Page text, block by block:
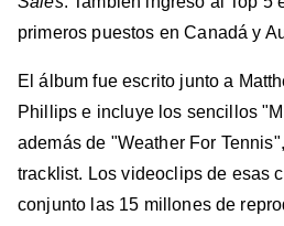
primeros puestos en Canadá y
El álbum fue escrito junto a
Phillips e incluye los sencillos
además de "Weather For
tracklist. Los videoclips de esas
conjunto las 15 millones de